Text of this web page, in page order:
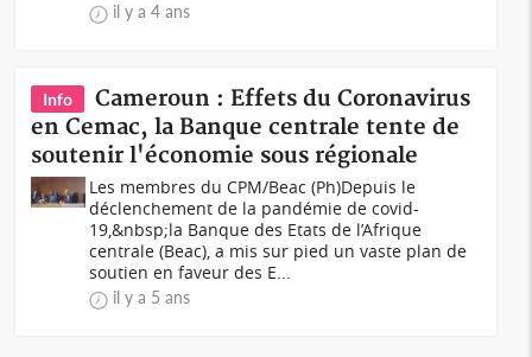
il y a 4 ans
Info
Cameroun : Effets du Coronavirus
en Cemac, la Banque centrale tente de
soutenir l'économie sous régionale
Les membres du CPM/Beac (Ph)Depuis le
déclenchement de la pandémie de covid-
19,&nbsp;la Banque des Etats de l’Afrique
centrale (Beac), a mis sur pied un vaste plan de
soutien en faveur des E...
il y a 5 ans